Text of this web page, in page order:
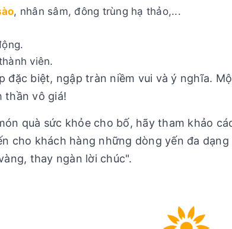
, nhân sâm, đông trùng hạ thảo,...
viên.
đặc biệt, ngập tràn niềm vui và ý nghĩa.
thần vô giá!
quà sức khỏe cho bố, hãy tham khảo
cho khách hàng những dòng yến đa
thay ngàn lời chúc".